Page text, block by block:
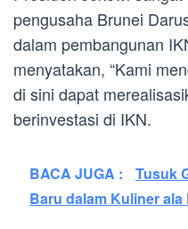
pengusaha Brunei
dalam pembangunan
menyatakan, “Kami
di sini dapat
berinvestasi di IKN.
BACA JUGA :
Tusuk
Baru dalam Kuliner ala